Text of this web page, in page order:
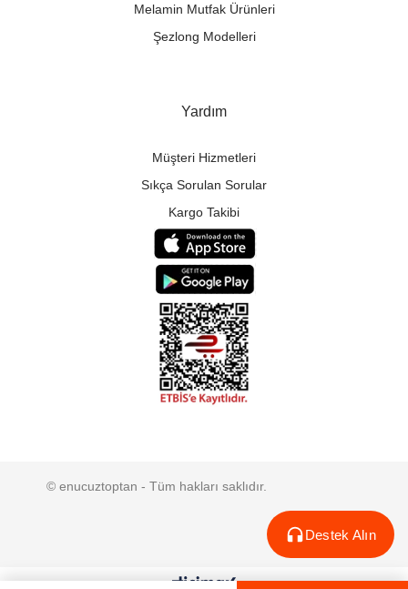
Destek Alın
Melamin Mutfak Ürünleri
Şezlong Modelleri
Yardım
Müşteri Hizmetleri
Sıkça Sorulan Sorular
Kargo Takibi
© enucuztoptan - Tüm hakları saklıdır.